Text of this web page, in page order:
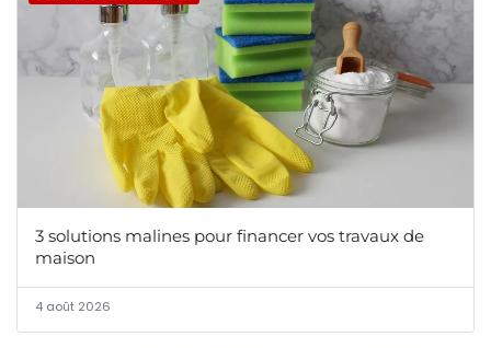
3 solutions malines pour financer vos travaux de
maison
4 août 2026